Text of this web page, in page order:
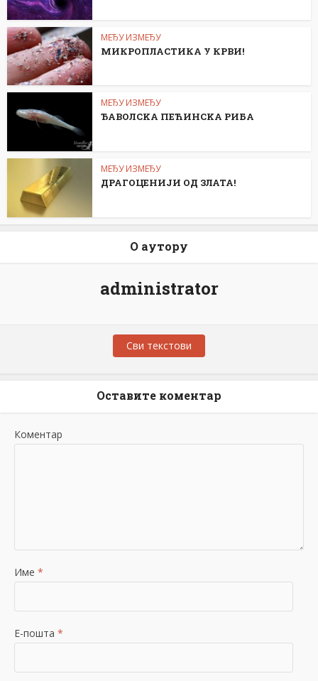
МЕЂУ ИЗМЕЂУ
МИКРОПЛАСТИКА У КРВИ!
МЕЂУ ИЗМЕЂУ
ЂАВОЛСKА ПЕЋИНСKА РИБА
МЕЂУ ИЗМЕЂУ
ДРАГОЦЕНИЈИ ОД ЗЛАТА!
О аутору
administrator
Сви текстови
Оставите коментар
Коментар
Име *
Е-пошта *